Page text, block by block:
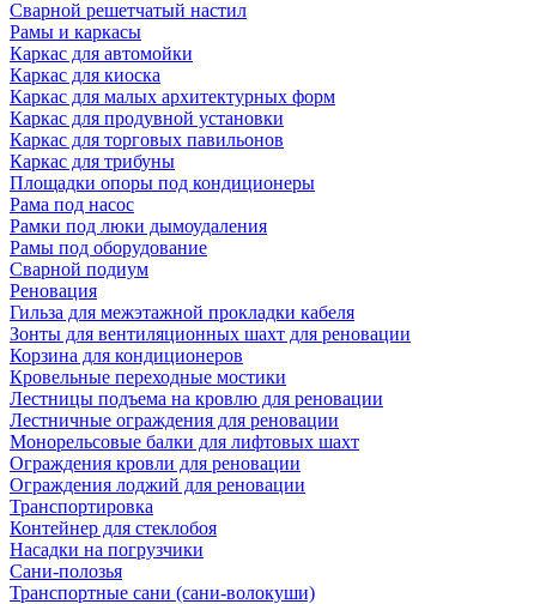
Сварной решетчатый настил
Рамы и каркасы
Каркас для автомойки
Каркас для киоска
Каркас для малых архитектурных форм
Каркас для продувной установки
Каркас для торговых павильонов
Каркас для трибуны
Площадки опоры под кондиционеры
Рама под насос
Рамки под люки дымоудаления
Рамы под оборудование
Сварной подиум
Реновация
Гильза для межэтажной прокладки кабеля
Зонты для вентиляционных шахт для реновации
Корзина для кондиционеров
Кровельные переходные мостики
Лестницы подъема на кровлю для реновации
Лестничные ограждения для реновации
Монорельсовые балки для лифтовых шахт
Ограждения кровли для реновации
Ограждения лоджий для реновации
Транспортировка
Контейнер для стеклобоя
Насадки на погрузчики
Сани-полозья
Транспортные сани (сани-волокуши)